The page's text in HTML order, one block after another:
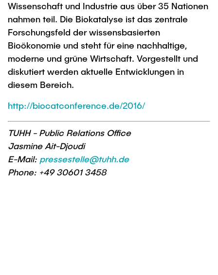
Wissenschaft und Industrie aus über 35 Nationen
nahmen teil. Die Biokatalyse ist das zentrale
Forschungsfeld der wissensbasierten
Bioökonomie und steht für eine nachhaltige,
moderne und grüne Wirtschaft. Vorgestellt und
diskutiert werden aktuelle Entwicklungen in
diesem Bereich.
http://biocatconference.de/2016/
TUHH - Public Relations Office
Jasmine Ait-Djoudi
E-Mail: pressestelle@tuhh.de
Phone: +49 30601 3458